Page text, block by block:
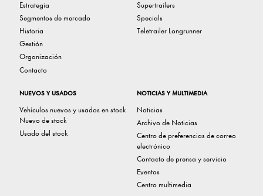
Estrategia
Segmentos de mercado
Historia
Gestión
Organización
Contacto
Supertrailers
Specials
Teletrailer Longrunner
NUEVOS Y USADOS
Vehículos nuevos y usados ​​en stock
Nuevo de stock
Usado del stock
NOTICIAS Y MULTIMEDIA
Noticias
Archivo de Noticias
Centro de preferencias de correo
electrónico
Contacto de prensa y servicio
Eventos
Centro multimedia